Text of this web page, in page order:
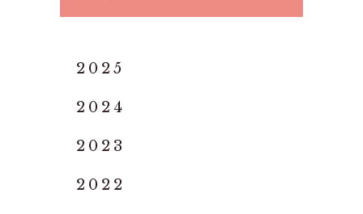
2025
2024
2023
2022